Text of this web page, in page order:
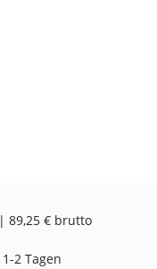
89,25 € brutto
2 Tagen